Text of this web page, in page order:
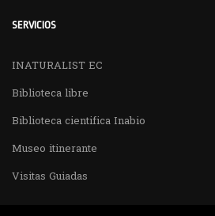
SERVICIOS
INATURALIST EC
Biblioteca libre
Biblioteca cientifica Inabio
Museo itinerante
Visitas Guiadas